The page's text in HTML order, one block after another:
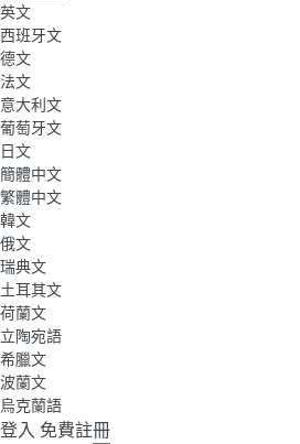
英文
西班牙文
德文
法文
意大利文
葡萄牙文
日文
簡體中文
繁體中文
韓文
俄文
瑞典文
土耳其文
荷蘭文
立陶宛語
希臘文
波蘭文
烏克蘭語
登入 免費註冊